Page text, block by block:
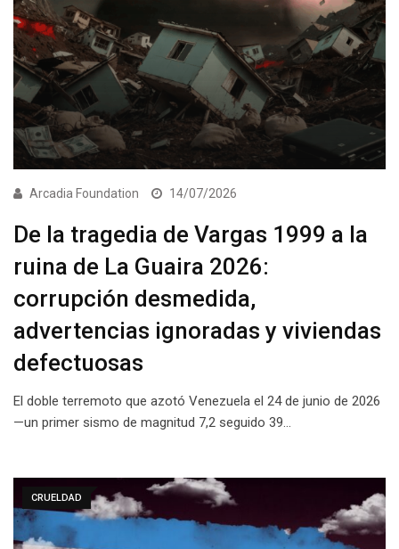
Arcadia Foundation 14/07/2026
De la tragedia de Vargas 1999 a la
ruina de La Guaira 2026:
corrupción desmedida,
advertencias ignoradas y viviendas
defectuosas
El doble terremoto que azotó Venezuela el 24 de junio de 2026
—un primer sismo de magnitud 7,2 seguido 39…
CRUELDAD